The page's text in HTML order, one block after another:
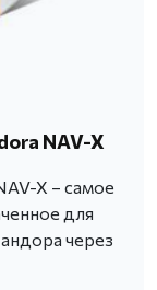
NAV-X
X – самое
для
через